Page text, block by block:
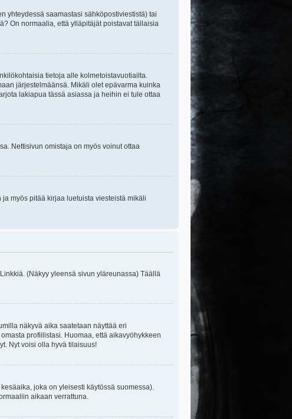
yhteydessä saamastasi sähköpostiviestistä) tai
On normaalia, että ylläpitäjät poistavat tällaisia
tietoja alle kolmetoistavuotiailta.
järjestelmäänsä. Mikäli olet epävarma kuinka
lakiapua tässä asiassa ja heihin ei tule ottaa
Nettisivun omistaja on myös voinut ottaa
myös pitää kirjaa luetuista viesteistä mikäli
(Näkyy yleensä sivun yläreunassa) Täällä
näkyvä aika saatetaan näyttää eri
profiilistasi. Huomaa, että aikavyöhykkeen
Nyt voisi olla hyvä tilaisuus!
joka on yleisesti käytössä suomessa).
aikaan verrattuna.